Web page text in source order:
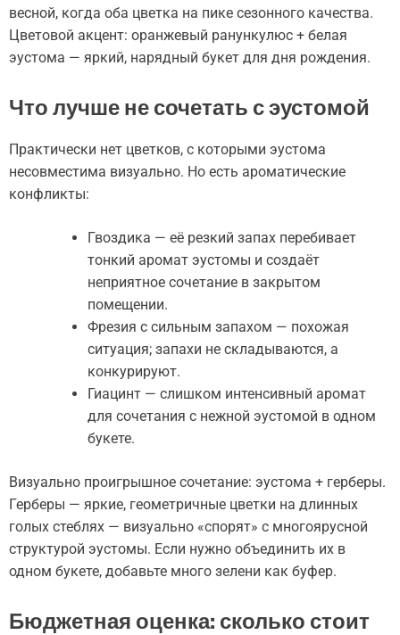
весной, когда оба цветка на пике сезонного качества.
Цветовой акцент: оранжевый ранункулюс + белая
эустома — яркий, нарядный букет для дня рождения.
Что лучше не сочетать с эустомой
Практически нет цветков, с которыми эустома
несовместима визуально. Но есть ароматические
конфликты:
Гвоздика — её резкий запах перебивает
тонкий аромат эустомы и создаёт
неприятное сочетание в закрытом
помещении.
Фрезия с сильным запахом — похожая
ситуация; запахи не складываются, а
конкурируют.
Гиацинт — слишком интенсивный аромат
для сочетания с нежной эустомой в одном
букете.
Визуально проигрышное сочетание: эустома + герберы.
Герберы — яркие, геометричные цветки на длинных
голых стеблях — визуально «спорят» с многоярусной
структурой эустомы. Если нужно объединить их в
одном букете, добавьте много зелени как буфер.
Бюджетная оценка: сколько стоит